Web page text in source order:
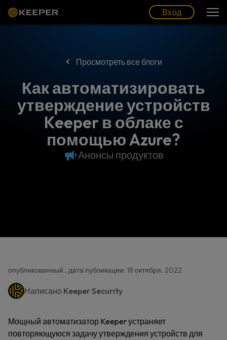
Вход
Просмотреть все блоги
Как автоматизировать
утверждение устройств
Keeper в облаке с
помощью Azure?
Анонсы продуктов
опубликованный , дата публикации: 18 октября, 2022
Написано Keeper Security
Мощный автоматизатор Keeper устраняет
повторяющуюся задачу утверждения устройств для